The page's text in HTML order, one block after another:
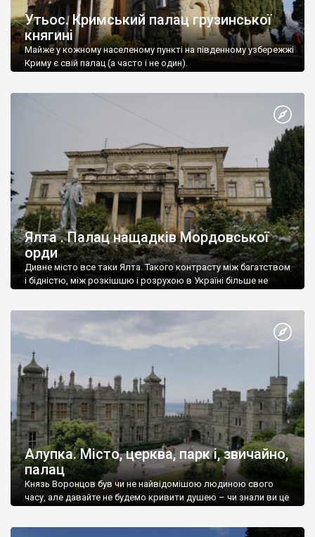
Утьос. Кримський палац грузинської
княгині
Майже у кожному населеному пункті на південному узбережжі
Криму є свій палац (а часто і не один).
Ялта . Палац нащадків Мордовської
орди
Дивне місто все таки Ялта. Такого контрасту між багатством
і бідністю, між розкішшю і розрухою в Україні більше не
Алупка. Місто, церква, парк і, звичайно,
палац
Князь Воронцов був чи не найвідомішою людиною свого
часу, але давайте не будемо кривити душею – чи знали ви це